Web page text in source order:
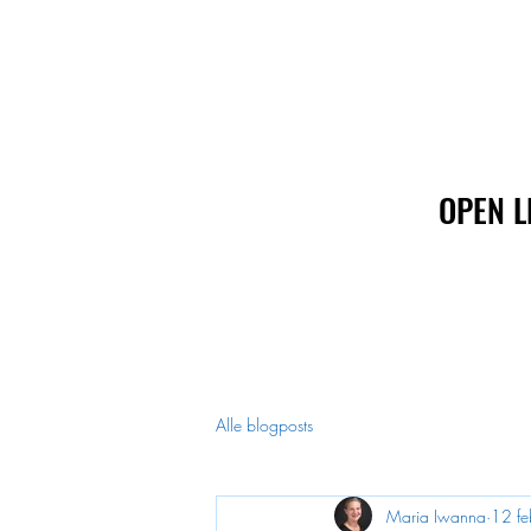
OPEN
OPEN
Alle blogposts
Maria Iwanna 12